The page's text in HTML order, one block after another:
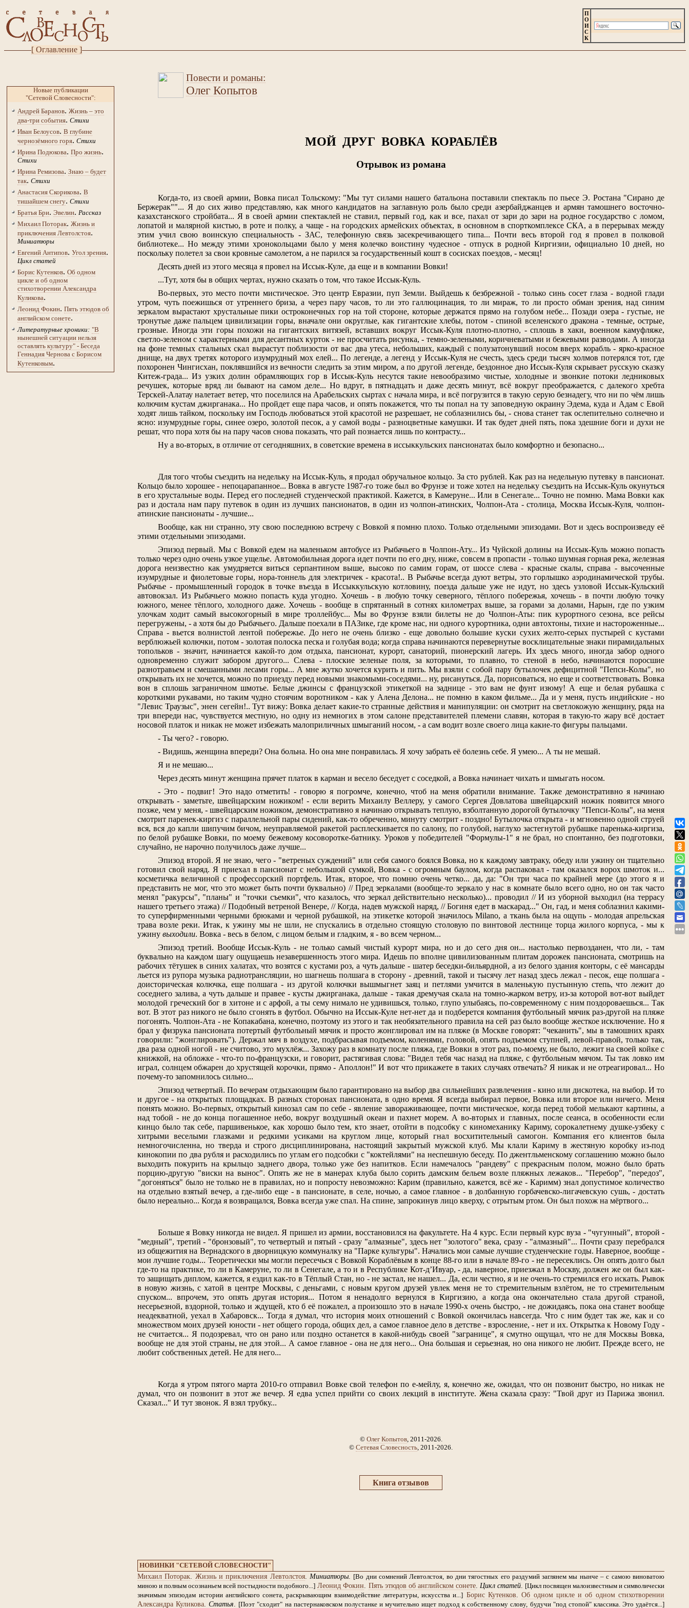
[ Оглавление ]
Новые публикации
"Сетевой Словесности":
Андрей Баранов. Жизнь – это
два-три события. Стихи
Иван Белоусов. В глубине
чернозёмного горя. Стихи
Ирина Подюкова. Про жизнь.
Стихи
Ирина Ремизова. Знаю – будет
так. Стихи
Анастасия Скорикова. В
тишайшем снегу. Стихи
Братья Бри. Эвелин. Рассказ
Михаил Поторак. Жизнь и
приключения Левтолстоя.
Миниатюры
Евгений Антипов. Угол зрения.
Цикл статей
Борис Кутенков. Об одном
цикле и об одном
стихотворении Александра
Куликова.
Леонид Фокин. Пять этюдов об
английском сонете.
Литературные хроники: "В
нынешней ситуации нельзя
оставлять культуру" - Беседа
Геннадия Чернова с Борисом
Кутенковым.
П
О
И
С
К
Повести и романы:
Олег Копытов
МОЙ ДРУГ ВОВКА КОРАБЛЁВ
Отрывок из романа
Когда-то, из своей армии, Вовка писал Тольскому: "Мы тут силами нашего батальона поставили спектакль по пьесе Э. Ростана "Сирано де
Бержерак""... Я до сих живо представляю, как много кандидатов на заглавную роль было среди азербайджанцев и армян тамошнего восточно-
казахстанского стройбата... Я в своей армии спектаклей не ставил, первый год, как и все, пахал от зари до зари на родное государство с ломом,
лопатой и малярной кистью, в роте и полку, а чаще - на городских армейских объектах, в основном в спорткомплексе СКА, а в перерывах между
этим учил свою воинскую специальность - ЗАС, телефонную связь засекречивающего типа... Почти весь второй год я провел в полковой
библиотеке... Но между этими хронокольцами было у меня колечко воистину чудесное - отпуск в родной Киргизии, официально 10 дней, но
поскольку полетел за свои кровные самолетом, а не парился за государственный кошт в сосисках поездов, - месяц!
Десять дней из этого месяца я провел на Иссык-Куле, да еще и в компании Вовки!
...Тут, хотя бы в общих чертах, нужно сказать о том, что такое Иссык-Куль.
Во-первых, это место почти мистическое. Это центр Евразии, пуп Земли. Выйдешь к безбрежной - только синь сосет глаза - водной глади
утром, чуть поежишься от утреннего бриза, а через пару часов, то ли это галлюцинация, то ли мираж, то ли просто обман зрения, над синим
зеркалом вырастают хрустальные пики остроконечных гор на той стороне, которые держатся прямо на голубом небе... Позади озера - густые, не
тронутые даже пальцем цивилизации горы, вначале они округлые, как гигантские хлебы, потом - спиной вселенского дракона - темные, острые,
грозные. Иногда эти горы похожи на гигантских витязей, вставших вокруг Иссык-Куля плотно-плотно, - сплошь в хаки, военном камуфляже,
светло-зеленом с характерными для десантных курток - не просчитать рисунка, - темно-зелеными, коричневатыми и бежевыми разводами. А иногда
на фоне темных стальных скал вырастут поблизости от вас два утеса, небольших, каждый с полузатонувший носом вверх корабль - ярко-красное
днище, на двух третях которого изумрудный мох елей... По легенде, а легенд у Иссык-Куля не счесть, здесь среди тысяч холмов потерялся тот, где
похоронен Чингисхан, поклявшийся из вечности следить за этим миром, а по другой легенде, бездонное дно Иссык-Куля скрывает русскую сказку
Китеж-града... Из узких долин обрамляющих гор в Иссык-Куль несутся такие невообразимо чистые, холодные и звонкие потоки ледниковых
речушек, которые вряд ли бывают на самом деле... Но вдруг, в пятнадцать и даже десять минут, всё вокруг преображается, с далекого хребта
Терскей-Алатау налетает ветер, что поселился на Арабельских сыртах с начала мира, и всё погрузится в такую серую безнадегу, что ни по чём лишь
колючим кустам джирганака... Но пройдет еще пара часов, и опять покажется, что ты попал на ту заповедную окраину Эдема, куда и Адам с Евой
ходят лишь тайком, поскольку им Господь любоваться этой красотой не разрешает, не соблазнились бы, - снова станет так ослепительно солнечно и
ясно: изумрудные горы, синее озеро, золотой песок, а у самой воды - разноцветные камушки. И так будет дней пять, пока здешние боги и духи не
решат, что пора хотя бы на пару часов снова показать, что рай познается лишь по контрасту...
Ну а во-вторых, в отличие от сегодняшних, в советские времена в иссыккульских пансионатах было комфортно и безопасно...
Для того чтобы съездить на недельку на Иссык-Куль, я продал обручальное кольцо. За сто рублей. Как раз на недельную путевку в пансионат.
Кольцо было хорошее - непоцарапанное... Вовка в августе 1987-го тоже был во Фрунзе и тоже хотел на недельку съездить на Иссык-Куль окунуться
в его хрустальные воды. Перед его последней студенческой практикой. Кажется, в Камеруне... Или в Сенегале... Точно не помню. Мама Вовки как
раз и достала нам пару путевок в один из лучших пансионатов, в один из чолпон-атинских, Чолпон-Ата - столица, Москва Иссык-Куля, чолпон-
атинские пансионаты - лучшие...
Вообще, как ни странно, эту свою последнюю встречу с Вовкой я помню плохо. Только отдельными эпизодами. Вот и здесь воспроизведу её
этими отдельными эпизодами.
Эпизод первый. Мы с Вовкой едем на маленьком автобусе из Рыбачьего в Чолпон-Ату... Из Чуйской долины на Иссык-Куль можно попасть
только через одно очень узкое ущелье. Автомобильная дорога идет почти по его дну, ниже, совсем в пропасти - только шумная горная река, железная
дорога неизвестно как умудряется виться серпантином выше, высоко по самим горам, от шоссе слева - красные скалы, справа - высоченные
изумрудные и фиолетовые горы, нора-тоннель для электричек - красота!.. В Рыбачье всегда дуют ветры, это горлышко аэродинамической трубы.
Рыбачье - промышленный городок в точке въезда в Иссыккульскую котловину, поезда дальше уже не идут, но здесь узловой Иссык-Кульский
автовокзал. Из Рыбачьего можно попасть куда угодно. Хочешь - в любую точку северного, тёплого побережья, хочешь - в почти любую точку
южного, менее тёплого, холодного даже. Хочешь - вообще в спрятанный в сотнях километрах выше, за горами за долами, Нарын, где по узким
улочкам ходит самый высокогорный в мире троллейбус... Мы во Фрунзе взяли билеты не до Чолпон-Аты: пик курортного сезона, все рейсы
перегружены, - а хотя бы до Рыбачьего. Дальше поехали в ПАЗике, где кроме нас, ни одного курортника, одни автохтоны, тихие и настороженные...
Справа - вьется волнистой лентой побережье. До него не очень близко - еще довольно большие куски сухих желто-серых пустырей с кустами
верблюжьей колючки, потом - золотая полоска песка и голубая вода; когда справа начинаются перевернутые восклицательные знаки пирамидальных
топольков - значит, начинается какой-то дом отдыха, пансионат, курорт, санаторий, пионерский лагерь. Их здесь много, иногда забор одного
одновременно служит забором другого... Слева - плоские зеленые поля, за которыми, то плавно, то стеной в небо, начинаются поросшие
разнотравьем и смешанными лесами горы... А мне жутко хочется курить и пить. Мы взяли с собой пару бутылочек дефицитной "Пепси-Колы", но
открывать их не хочется, можно по приезду перед новыми знакомыми-соседями... ну, рисануться. Да, порисоваться, но еще и соответствовать. Вовка
вон в сплошь заграничном шмотье. Белые джинсы с французской этикеткой на заднице - это вам не фунт изюму! А еще и белая рубашка с
короткими рукавами, но таким чудно стоячим воротником - как у Алена Делона... не помню в каком фильме... Да и у меня, пусть индийские - но
"Левис Траузыс", энен сегейн!.. Тут вижу: Вовка делает какие-то странные действия и манипуляции: он смотрит на светлокожую женщину, ряда на
три впереди нас, чувствуется местную, но одну из немногих в этом салоне представителей племени славян, которая в такую-то жару всё достает
носовой платок и никак не может избежать малоприличных шмыганий носом, - а сам водит возле своего лица какие-то фигуры пальцами.
- Ты чего? - говорю.
- Видишь, женщина впереди? Она больна. Но она мне понравилась. Я хочу забрать её болезнь себе. Я умею... А ты не мешай.
Я и не мешаю...
Через десять минут женщина прячет платок в карман и весело беседует с соседкой, а Вовка начинает чихать и шмыгать носом.
- Это - подвиг! Это надо отметить! - говорю я погромче, конечно, чтоб на меня обратили внимание. Также демонстративно я начинаю
открывать - заметьте, швейцарским ножиком! - если верить Михаилу Веллеру, у самого Сергея Довлатова швейцарский ножик появится много
позже, чем у меня, - швейцарским ножиком, демонстративно я начинаю открывать теплую, взболтанную дорогой бутылочку "Пепси-Колы", на меня
смотрит паренек-киргиз с параллельной пары сидений, как-то обреченно, минуту смотрит - поздно! Бутылочка открыта - и мгновенно одной струей
вся, вся до капли шипучим бичом, неуправляемой ракетой расплескивается по салону, по голубой, наглухо застегнутой рубашке паренька-киргиза,
по белой рубашке Вовки, по моему бежевому косоворотке-батнику. Уроков у победителей "Формулы-1" я не брал, но спонтанно, без подготовки,
случайно, не нарочно получилось даже лучше...
Эпизод второй. Я не знаю, чего - "ветреных суждений" или себя самого боялся Вовка, но к каждому завтраку, обеду или ужину он тщательно
готовил свой наряд. Я приехал в пансионат с небольшой сумкой, Вовка - с огромным баулом, когда распаковал - там оказался ворох шмоток и...
косметичка величиной с профессорский портфель. Итак, второе, что помню очень четко... да, да: "Он три часа по крайней мере (до этого я и
представить не мог, что это может быть почти буквально) // Пред зеркалами (вообще-то зеркало у нас в комнате было всего одно, но он так часто
менял "ракурсы", "планы" и "точки съемки", что казалось, что зеркал действительно несколько)... проводил // И из уборной выходил (на террасу
нашего третьего этажа) // Подобный ветреной Венере, // Когда, надев мужской наряд, // Богиня едет в маскарад..." Он, гад, и меня соблазнил какими-
то суперфирменными черными брюками и черной рубашкой, на этикетке которой значилось Milano, а ткань была на ощупь - молодая апрельская
трава возле реки. Итак, к ужину мы не шли, не спускались в отдельно стоящую столовую по винтовой лестнице торца жилого корпуса, - мы к
ужину выходили. Вовка - весь в белом, с лицом белым и гладким, я - во всем черном...
Эпизод третий. Вообще Иссык-Куль - не только самый чистый курорт мира, но и до сего дня он... настолько первозданен, что ли, - там
буквально на каждом шагу ощущаешь незавершенность этого мира. Идешь по вполне цивилизованным плитам дорожек пансионата, смотришь на
рабочих тётушек в синих халатах, что возятся с кустами роз, а чуть дальше - шатер беседки-бильярдной, а из белого здания конторы, с её мансарды
льется из рупора музыка радиотрансляции, но шагнешь полшага в сторону - древний, такой и тысячу лет назад здесь лежал - песок, еще полшага -
доисторическая колючка, еще полшага - из другой колючки вышмыгнет заяц и петлями умчится в маленькую пустынную степь, что лежит до
соседнего залива, а чуть дальше и правее - кусты джирганака, дальше - такая дремучая скала на томно-жарком ветру, из-за которой вот-вот выйдет
молодой греческий бог в хитоне и с арфой, а ты сему нимало не удивишься, только, глупо улыбаясь, по-современному с ним поздороваешься... Так
вот. В этот раз никого не было сгонять в футбол. Обычно на Иссык-Куле нет-нет да и подберется компания футбольный мячик раз-другой на пляже
погонять. Чолпон-Ата - не Копакабана, конечно, поэтому из этого и так необязательного правила на сей раз было вообще жесткое исключение. Но я
брал у физрука пансионата потертый футбольный мячик и просто жонглировал им на пляже (в Москве говорят: "чеканить", мы в тамошних краях
говорили: "жонглировать"). Держал мяч в воздухе, подбрасывая подъемом, коленями, головой, опять подъемом ступней, левой-правой, только так,
два раза одной ногой - не считово, это мухлёж... Захожу раз в комнату после пляжа, где Вовки в этот раз, по-моему, не было, лежит на своей койке с
книжкой, на обложке - что-то по-французски, и говорит, растягивая слова: "Видел тебя час назад на пляже, с футбольным мячом. Ты так ловко им
играл, солнцем обжарен до хрустящей корочки, прямо - Аполлон!" И вот что прикажете в таких случаях отвечать? Я никак и не отреагировал... Но
почему-то запомнилось сильно...
Эпизод четвертый. По вечерам отдыхающим было гарантировано на выбор два сильнейших развлечения - кино или дискотека, на выбор. И то
и другое - на открытых площадках. В разных сторонах пансионата, в одно время. Я всегда выбирал первое, Вовка или второе или ничего. Меня
понять можно. Во-первых, открытый кинозал сам по себе - явление завораживающее, почти мистическое, когда перед тобой мелькают картины, а
над тобой - не до конца погашенное небо, вокруг воздушный океан и пахнет морем. А во-вторых и главных, после сеанса, в особенности если
кинцо было так себе, паршивенькое, как хорошо было тем, кто знает, отойти в подсобку с киномеханику Кариму, сорокалетнему душке-узбеку с
хитрыми веселыми глазками и редкими усиками на круглом лице, который гнал восхитительный самогон. Компания его клиентов была
немногочисленна, но тверда и строго дисциплинирована, настоящий закрытый мужской клуб. Мы клали Кариму в жестяную коробку из-под
кинокопии по два рубля и расходились по углам его подсобки с "коктейлями" на неспешную беседу. По джентльменскому соглашению можно было
выходить покурить на крыльцо заднего двора, только уже без напитков. Если намечалось "рандеву" с прекрасным полом, можно было брать
порцию-другую "виски на вынос". Опять же не в манерах клуба было сорить дамским бельем возле пляжных лежаков... "Перебор", "передоз",
"догоняться" было не только не в правилах, но и попросту невозможно: Карим (правильно, кажется, всё же - Каримм) знал допустимое количество
на отдельно взятый вечер, а где-либо еще - в пансионате, в селе, ночью, а самое главное - в долбанную горбачевско-лигачевскую сушь, - достать
было нереально... Когда я возвращался, Вовка всегда уже спал. На спине, запрокинув лицо кверху, с отрытым ртом. Он был похож на мёртвого...
Больше я Вовку никогда не видел. Я пришел из армии, восстановился на факультете. На 4 курс. Если первый курс вуза - "чугунный", второй -
"медный", третий - "бронзовый", то четвертый и пятый - сразу "алмазные", здесь нет "золотого" века, сразу - "алмазный"... Почти сразу перебрался
из общежития на Вернадского в дворницкую коммуналку на "Парке культуры". Начались мои самые лучшие студенческие годы. Наверное, вообще -
мои лучшие годы... Теоретически мы могли пересечься с Вовкой Кораблёвым в конце 88-го или в начале 89-го - не пересеклись. Он опять долго был
где-то на практике, то ли в Камеруне, то ли в Сенегале, а то и в Республике Кот-д’Ивуар, - да, наверное, приезжал в Москву, должен же он был как-
то защищать диплом, кажется, я ездил как-то в Тёплый Стан, но - не застал, не нашел... Да, если честно, я и не очень-то стремился его искать. Рывок
в новую жизнь, с хатой в центре Москвы, с деньгами, с новым кругом друзей увлек меня не то стремительным взлётом, не то стремительным
спуском... впрочем, это опять другая история... Потом я ненадолго вернулся в Киргизию, а когда она окончательно стала другой страной,
несерьезной, вздорной, только и ждущей, кто б её пожалел, а произошло это в начале 1990-х очень быстро, - не дожидаясь, пока она станет вообще
неадекватной, уехал в Хабаровск... Тогда я думал, что история моих отношений с Вовкой окончилась навсегда. Что с ним будет так же, как и со
множеством моих друзей юности - нет общего города, общих дел, а самое главное дело в детстве - взросление, - нет и их. Открытка к Новому Году -
не считается... Я подозревал, что он рано или поздно останется в какой-нибудь своей "загранице", я смутно ощущал, что не для Москвы Вовка,
вообще не для этой страны, не для этой... А самое главное - она не для него... Она большая и серьезная, но она никого не любит. Прежде всего, не
любит собственных детей. Не для него...
Когда я утром пятого марта 2010-го отправил Вовке свой телефон по е-мейлу, я, конечно же, ожидал, что он позвонит быстро, но никак не
думал, что он позвонит в этот же вечер. Я едва успел прийти со своих лекций в институте. Жена сказала сразу: "Твой друг из Парижа звонил.
Сказал..." И тут звонок. Я взял трубку...
© Олег Копытов, 2011-2026.
© Сетевая Словесность , 2011-2026.
Книга отзывов
НОВИНКИ "СЕТЕВОЙ СЛОВЕСНОСТИ"
Михаил Поторак Жизнь и приключения Левтолстоя. Миниатюры.
[Во дни сомнений Левтолстоя, во дни тягостных его раздумий заглянем мы нынче – с самою виноватою
миною и полным осознаньем всей постыдности подобного...] Леонид Фокин Пять этюдов об английском сонете. Цикл статей.
[Цикл посвящен малоизвестным и символически
значимым эпизодам истории английского сонета, раскрывающим взаимодействие литературы, искусства и...] Борис Кутенков .Об одном цикле и об одном стихотворении
Александра Куликова .Статья [Поэт "сходит" на пастернаковском полустанке и мучительно ищет подход к собственному слову, будучи "под стопой" классика. Это удаётся...]